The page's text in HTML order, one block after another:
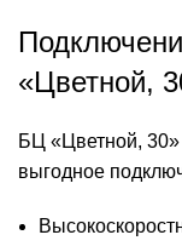
«Цветной,
БЦ «Цветной,
выгодное